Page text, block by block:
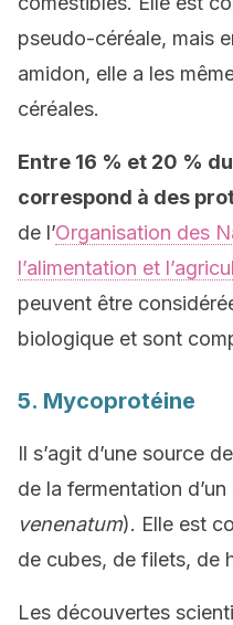
pseudo-céréale, mais
amidon, elle a les
céréales.
Entre 16 % et 20 %
correspond à des
de l’Organisation des
l’alimentation et
peuvent être
biologique et sont
5. Mycoprotéine
Il s’agit d’une source
de la fermentation
venenatum). Elle est
de cubes, de filets, de
Les découvertes